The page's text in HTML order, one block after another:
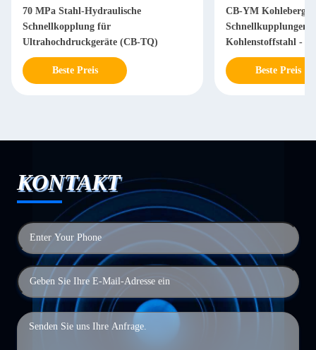
70 MPa Stahl-Hydraulische
Schnellkopplung für
Ultrahochdruckgeräte (CB-TQ)
Beste Preis
CB-YM
Schnellkupplungen
Kohlenstoffstahl -
Beste Preis
KONTAKT